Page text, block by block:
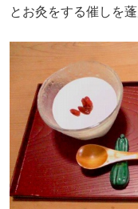
とお灸をする催しを